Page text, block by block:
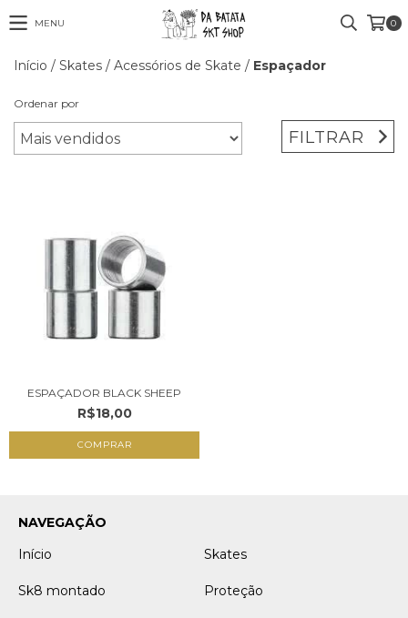
MENU 0
Início / Skates / Acessórios de Skate / Espaçador
Ordenar por
FILTRAR
ESPAÇADOR BLACK SHEEP
R$18,00
NAVEGAÇÃO
Início
Skates
Sk8 montado Proteção